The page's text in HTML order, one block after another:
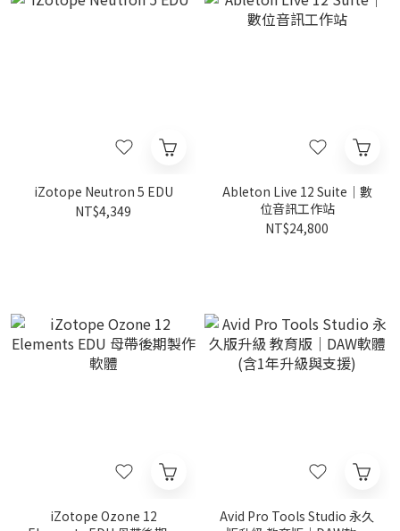
iZotope Neutron 5 EDU
NT$4,349
Ableton Live 12 Suite｜數
位音訊工作站
NT$24,800
iZotope Ozone 12
Avid Pro Tools Studio 永久